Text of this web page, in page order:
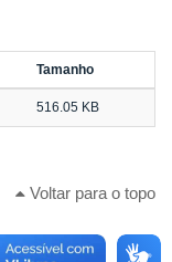
Tamanho
516.05 KB
Voltar para o topo